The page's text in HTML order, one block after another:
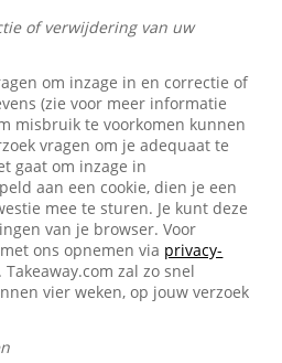
of verwijdering van uw
om inzage in en correctie of
(zie voor meer informatie
misbruik te voorkomen kunnen
vragen om je adequaat te
gaat om inzage in
aan een cookie, dien je een
mee te sturen. Je kunt deze
van je browser. Voor
ons opnemen via privacy-
. Takeaway.com zal zo snel
vier weken, op jouw verzoek